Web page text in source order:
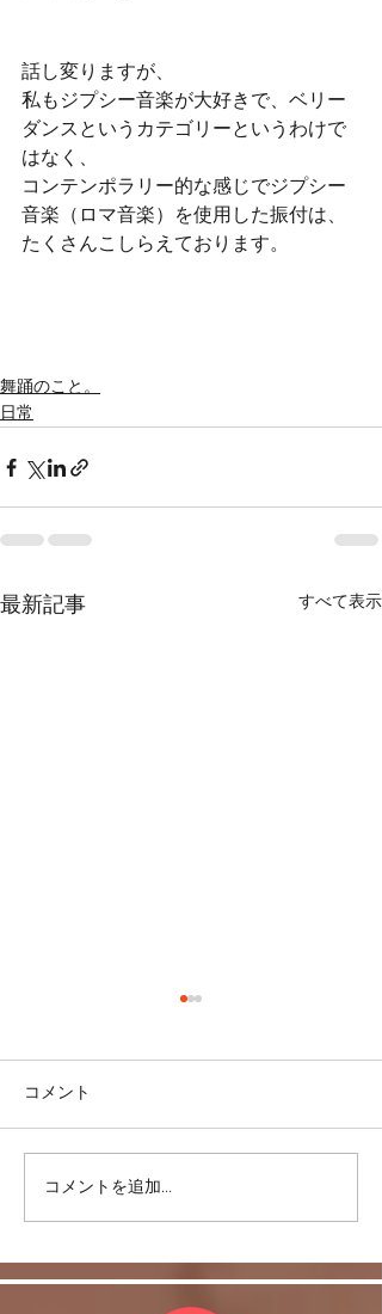
話し変りますが、
私もジプシー音楽が大好きで、ベリー
ダンスというカテゴリーというわけで
はなく、
コンテンポラリー的な感じでジプシー
音楽（ロマ音楽）を使用した振付は、
たくさんこしらえております。
舞踊のこと。
日常
最新記事 すべて表示
ヒラソル銀座からのお知
らせ/3/13以降の件
コメント
コメントを追加…